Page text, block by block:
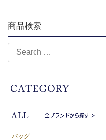
商品検索
バッグ